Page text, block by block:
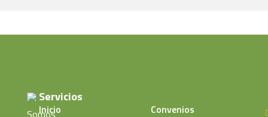
Somos
Servicios
Inicio
Convenios